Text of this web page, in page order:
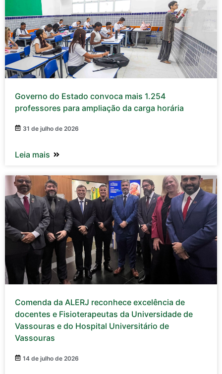
Governo do Estado convoca mais 1.254
professores para ampliação da carga horária
31 de julho de 2026
Leia mais
Comenda da ALERJ reconhece excelência de
docentes e Fisioterapeutas da Universidade de
Vassouras e do Hospital Universitário de
Vassouras
14 de julho de 2026